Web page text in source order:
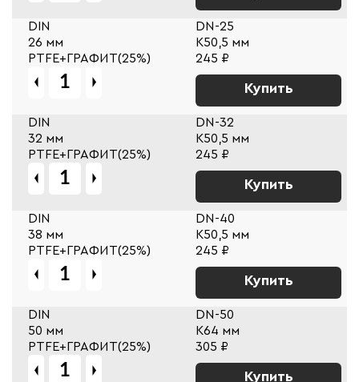
DIN
DN-25
26 мм
К50,5 мм
PTFE+ГРАФИТ(25%)
245 ₽
Купить
DIN
DN-32
32 мм
К50,5 мм
PTFE+ГРАФИТ(25%)
245 ₽
Купить
DIN
DN-40
38 мм
К50,5 мм
PTFE+ГРАФИТ(25%)
245 ₽
Купить
DIN
DN-50
50 мм
К64 мм
PTFE+ГРАФИТ(25%)
305 ₽
Купить